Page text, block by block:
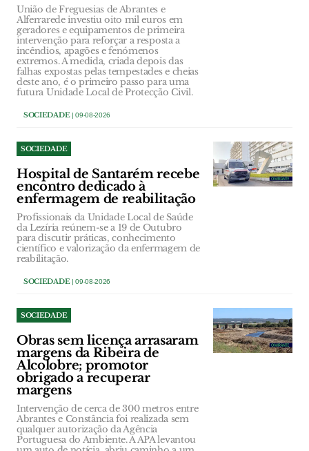
União de Freguesias de Abrantes e
Alferrarede investiu oito mil euros em
geradores e equipamentos de primeira
intervenção para reforçar a resposta a
incêndios, apagões e fenómenos
extremos. A medida, criada depois das
falhas expostas pelas tempestades e cheias
deste ano, é o primeiro passo para uma
futura Unidade Local de Protecção Civil.
SOCIEDADE| 09-08-2026
SOCIEDADE
Hospital de Santarém recebe
encontro dedicado à
enfermagem de reabilitação
Profissionais da Unidade Local de Saúde
da Lezíria reúnem-se a 19 de Outubro
para discutir práticas, conhecimento
científico e valorização da enfermagem de
reabilitação.
SOCIEDADE| 09-08-2026
SOCIEDADE
Obras sem licença arrasaram
margens da Ribeira de
Alcolobre; promotor
obrigado a recuperar
margens
Intervenção de cerca de 300 metros entre
Abrantes e Constância foi realizada sem
qualquer autorização da Agência
Portuguesa do Ambiente. A APA levantou